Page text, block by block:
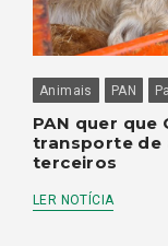
Animais PAN
PAN quer
transporte de
terceiros
LER NOTÍCIA